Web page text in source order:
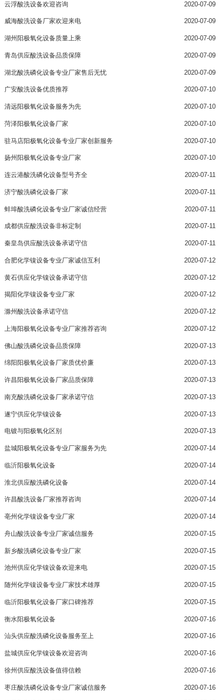
云浮酸洗设备欢迎咨询 2020-07-09
威海酸洗设备厂家欢迎来电 2020-07-09
湖州阳极氧化设备质量上乘 2020-07-09
青岛供应酸洗设备品质保障 2020-07-09
湖北酸洗磷化设备专业厂家售后无忧 2020-07-09
广安酸洗设备优质推荐 2020-07-10
清远阳极氧化设备服务为先 2020-07-10
菏泽阳极氧化设备厂家 2020-07-10
驻马店阳极氧化设备专业厂家创新服务 2020-07-10
扬州阳极氧化设备专业厂家 2020-07-10
连云港酸洗磷化设备型号齐全 2020-07-11
济宁酸洗磷化设备厂家 2020-07-11
蚌埠酸洗磷化设备专业厂家诚信经营 2020-07-11
成都供应酸洗设备非标定制 2020-07-11
秦皇岛供应酸洗设备承诺守信 2020-07-11
合肥化学镍设备专业厂家诚信互利 2020-07-12
黄石供应化学镍设备承诺守信 2020-07-12
揭阳化学镍设备专业厂家 2020-07-12
滁州酸洗设备承诺守信 2020-07-12
上海阳极氧化设备专业厂家推荐咨询 2020-07-12
佛山酸洗磷化设备品质保障 2020-07-13
绵阳阳极氧化设备厂家质优价廉 2020-07-13
许昌阳极氧化设备厂家品质保障 2020-07-13
南充酸洗磷化设备厂家承诺守信 2020-07-13
遂宁供应化学镍设备 2020-07-13
电镀与阳极氧化区别 2020-07-13
盐城阳极氧化设备专业厂家服务为先 2020-07-14
临沂阳极氧化设备 2020-07-14
淮北供应酸洗磷化设备 2020-07-14
许昌酸洗设备厂家推荐咨询 2020-07-14
亳州化学镍设备专业厂家 2020-07-14
舟山酸洗设备专业厂家诚信服务 2020-07-15
新乡酸洗磷化设备专业厂家 2020-07-15
池州供应化学镍设备欢迎来电 2020-07-15
随州化学镍设备专业厂家技术雄厚 2020-07-15
临沂阳极氧化设备厂家口碑推荐 2020-07-15
衡水阳极氧化设备 2020-07-16
汕头供应酸洗磷化设备服务至上 2020-07-16
盐城供应化学镍设备欢迎咨询 2020-07-16
徐州供应酸洗设备值得信赖 2020-07-16
枣庄酸洗磷化设备专业厂家诚信服务 2020-07-16